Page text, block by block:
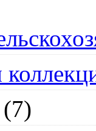
(7)